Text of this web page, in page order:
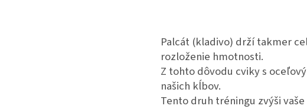
Palcát (kladivo) drží takmer
rozloženie hmotnosti.
Z tohto dôvodu cviky s
našich kĺbov.
Tento druh tréningu zvýši